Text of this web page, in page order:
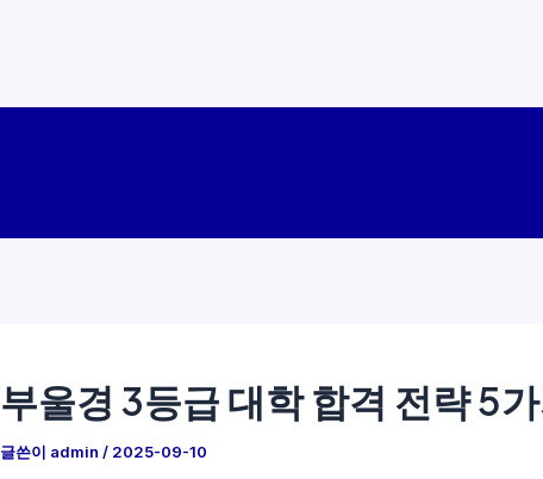
부울경 3등급 대학 합격 전략 5
글쓴이 admin / 2025-09-10